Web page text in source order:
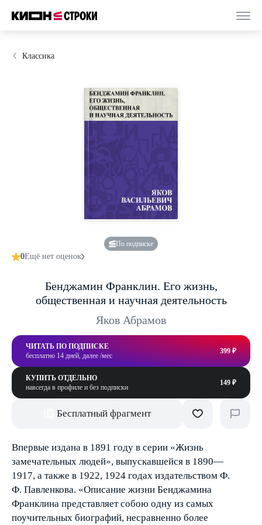
Классика
По подписке
0Ещё нет оценок
Бенджамин Франклин. Его жизнь,
общественная и научная деятельность
Яков Абрамов
ЧИТАТЬ ПО ПОДПИСКЕ
бесплатно 14 дней, далее /мес
399 ₽
КУПИТЬ ОТДЕЛЬНО
навсегда в профиле и без подписки
149 ₽
Бесплатный фрагмент
Впервые издана в 1891 году в серии «Жизнь
замечательных людей», выпускавшейся в 1890—
1917, а также в 1922, 1924 годах издательством Ф.
Ф. Павленкова. «Описание жизни Бенджамина
Франклина представляет собою одну из самых
поучительных биографий, несравненно более